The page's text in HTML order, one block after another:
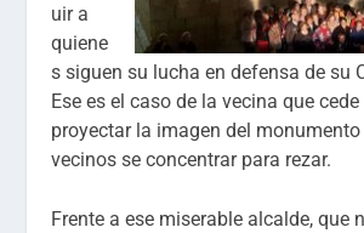
uir a
quiene
s siguen su lucha en defensa de su
Ese es el caso de la vecina que
proyectar la imagen del
vecinos se concentrar para rezar.
Frente a ese miserable alcalde, que